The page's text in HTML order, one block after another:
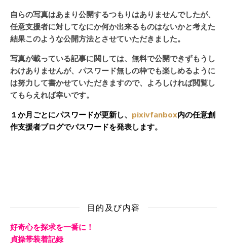
自らの写真はあまり公開するつもりはありませんでしたが、
任意支援者に対してなにか何か出来るものはないかと考えた
結果このような公開方法とさせていただきました。
写真が載っている記事に関しては、無料で公開できずもうし
わけありませんが、パスワード無しの枠でも楽しめるように
は努力して書かせていただきますので、よろしければ閲覧し
てもらえれば幸いです。
１か月ごとにパスワードが更新し、 pixivfanbox内の任意創
作支援者ブログでパスワードを発表します。
目的及び内容
好奇心を探求を一番に！
貞操帯装着記録